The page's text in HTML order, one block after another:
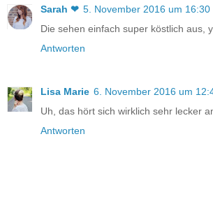
Sarah ❤ 5. November 2016 um 16:30
Die sehen einfach super köstlich aus,
Antworten
Lisa Marie 6. November 2016 um
Uh, das hört sich wirklich sehr lecker
Antworten